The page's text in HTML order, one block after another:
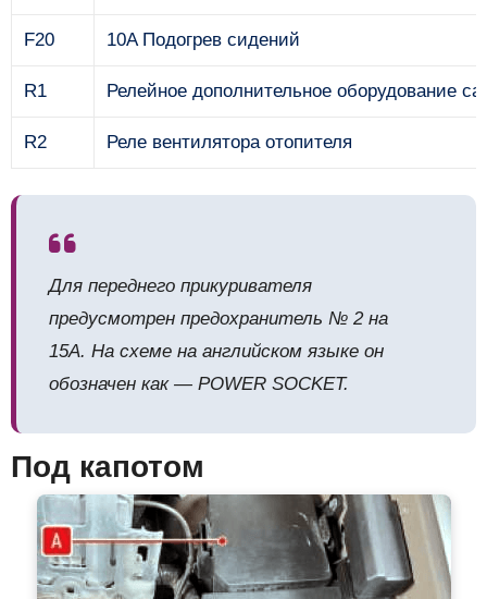
F20 10A Подогрев сидений
R1 Релейное дополнительное оборудование
R2 Реле вентилятора отопителя
Для переднего прикуривателя
предусмотрен предохранитель № 2 на
15А. На схеме на английском языке он
обозначен как — POWER SOCKET.
Под капотом